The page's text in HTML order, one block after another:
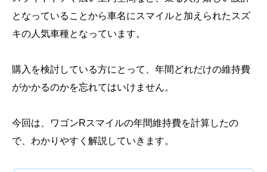
となっていることから車名にスマイルと加えられたスズ
キの人気車種となっています。
購入を検討している方にとって、年間どれだけの維持費
がかかるのかを忘れてはいけません。
今回は、ワゴンRスマイルの年間維持費を計算したの
で、わかりやすく解説していきます。